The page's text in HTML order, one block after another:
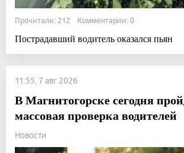
Прочитали: 212 Комментарии: 0
Пострадавший водитель оказался пьян
11:55, 7 авг 2026
В Магнитогорске сегодня
массовая проверка водителей
Новости